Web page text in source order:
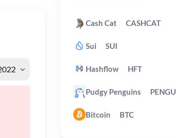
Cash Cat CASHCAT
Sui SUI
Hashflow HFT
Pudgy Penguins PENGU
Bitcoin BTC